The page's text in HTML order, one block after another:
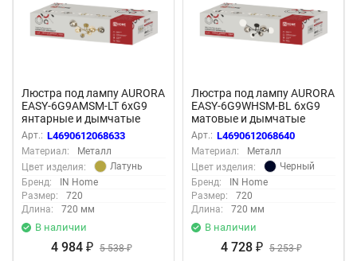
Люстра под лампу AURORA
EASY-6G9AMSM-LT 6хG9
янтарные и дымчатые
плафоны, латунный корпус
IN HOME
Арт.: L4690612068633
Материал:
Металл
Цвет изделия:
Латунь
Бренд:
IN Home
Размер:
720
Длина:
720 мм
В наличии
4 984 ₽ 5 538₽
Люстра под лампу AURORA
EASY-6G9WHSM-BL 6xG9
матовые и дымчатые
плафоны, черный корпус
IN HOME
Арт.: L4690612068640
Материал:
Металл
Цвет изделия:
Черный
Бренд:
IN Home
Размер:
720
Длина:
720 мм
В наличии
4 728 ₽ 5 253₽